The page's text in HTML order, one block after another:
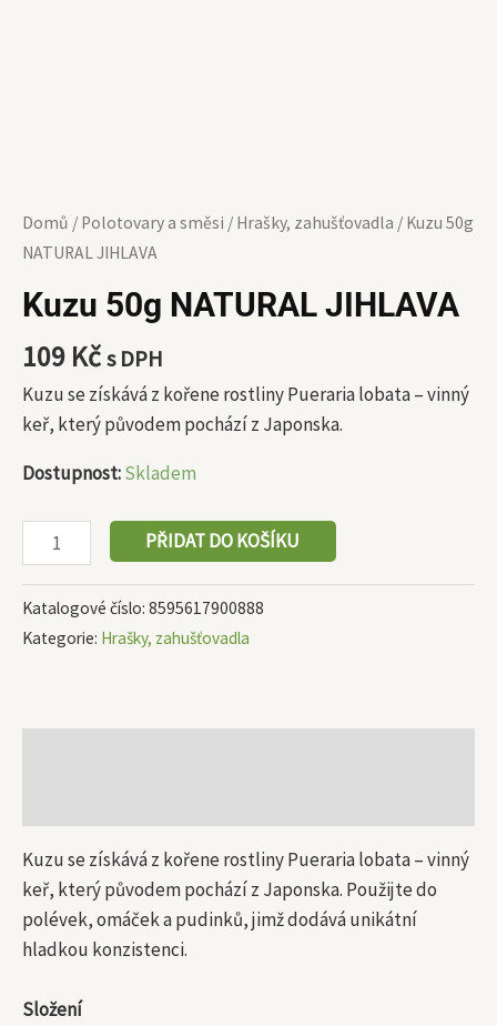
Domů / Polotovary a směsi / Hrašky, zahušťovadla / Kuzu 50g
NATURAL JIHLAVA
Kuzu 50g NATURAL JIHLAVA
109 Kčs DPH
Kuzu se získává z kořene rostliny Pueraria lobata – vinný
keř, který původem pochází z Japonska.
Dostupnost:Skladem
PŘIDAT DO KOŠÍKU
Katalogové číslo: 8595617900888
Kategorie: Hrašky, zahušťovadla
Kuzu se získává z kořene rostliny Pueraria lobata – vinný
keř, který původem pochází z Japonska. Použijte do
polévek, omáček a pudinků, jimž dodává unikátní
hladkou konzistenci.
Složení